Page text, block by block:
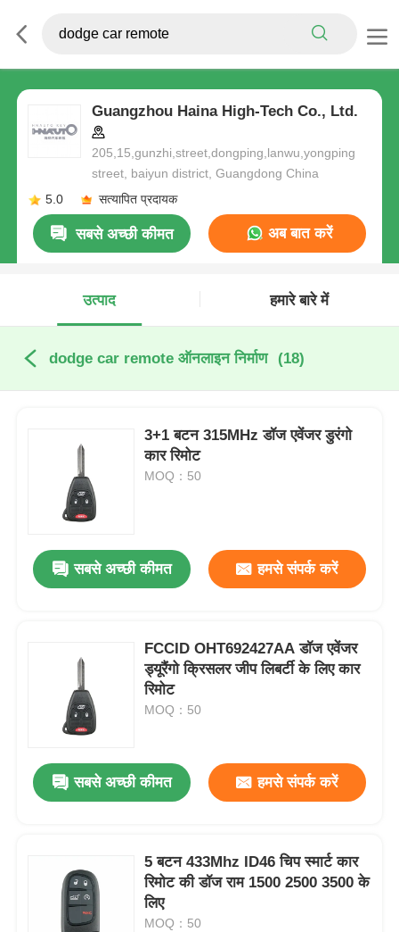
Guangzhou Haina High-Tech Co., Ltd.
205,15,gunzhi,street,dongping,lanwu,yongping
street, baiyun district, Guangdong China
5.0
सत्यापित प्रदायक
सबसे अच्छी कीमत अब बात करें
उत्पाद हमारे बारे में
dodge car remote ऑनलाइन निर्माण (18)
3+1 बटन 315MHz डॉज एवेंजर डुरंगो
कार रिमोट
MOQ：50
सबसे अच्छी कीमत हमसे संपर्क करें
FCCID OHT692427AA डॉज एवेंजर
ड्यूरैंगो क्रिसलर जीप लिबर्टी के लिए कार
रिमोट
MOQ：50
सबसे अच्छी कीमत हमसे संपर्क करें
5 बटन 433Mhz ID46 चिप स्मार्ट कार
रिमोट की डॉज राम 1500 2500 3500 के
लिए
MOQ：50